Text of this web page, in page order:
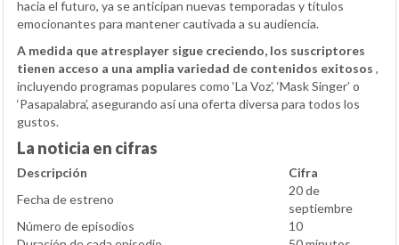
hacia el futuro, ya se anticipan nuevas temporadas y títulos
emocionantes para mantener cautivada a su audiencia.
A medida que atresplayer sigue creciendo, los suscriptores
tienen acceso a una amplia variedad de contenidos exitosos ,
incluyendo programas populares como ‘La Voz’, ‘Mask Singer’ o
‘Pasapalabra’, asegurando así una oferta diversa para todos los
gustos.
La noticia en cifras
Descripción
Cifra
Fecha de estreno
20 de
septiembre
Número de episodios
10